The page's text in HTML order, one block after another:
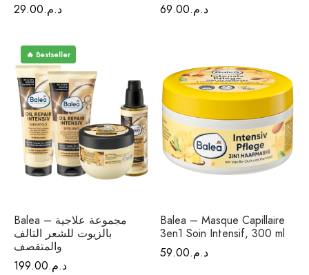
د.م.29.00
د.م.69.00
🔥 Bestseller
Balea – مجموعة علاجية
بالزيوت للشعر التالف
والمتقصف
د.م.199.00
Balea – Masque Capillaire
3en1 Soin Intensif, 300 ml
د.م.59.00